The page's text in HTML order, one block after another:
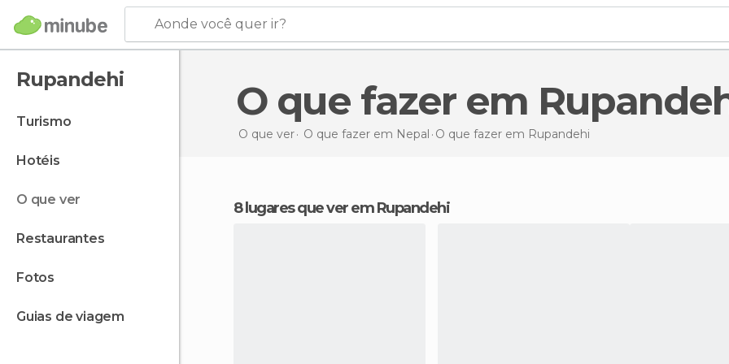
Aonde você quer ir?
Rupandehi
turismo
hotéis
o que ver
restaurantes
fotos
guias de viagem
O que fazer em
O que ver O que fazer em Nepal O que fazer em Rupandehi
8 lugares que ver em Rupandehi